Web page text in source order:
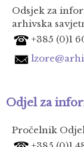
Odsjek za
arhivska
+385 (0)1
Odjel za
Pročelnik